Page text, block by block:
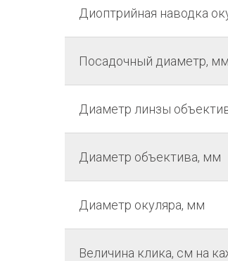
Диоптрийная наводка
Посадочный диаметр, мм
Диаметр линзы
Диаметр объектива, мм
Диаметр окуляра, мм
Величина клика, см на